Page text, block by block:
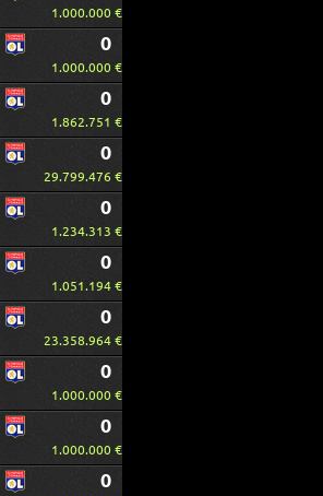
1.000.000 €
0
1.000.000 €
0
1.862.751 €
0
29.799.476 €
0
1.234.313 €
0
1.051.194 €
0
23.358.964 €
0
1.000.000 €
0
1.000.000 €
0